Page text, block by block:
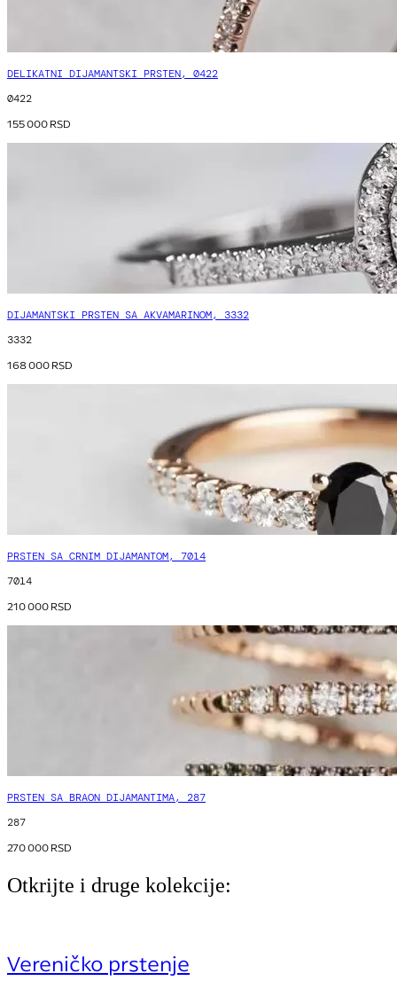
DELIKATNI DIJAMANTSKI PRSTEN, 0422
0422
155 000RSD
DIJAMANTSKI PRSTEN SA AKVAMARINOM, 3332
3332
168 000RSD
PRSTEN SA CRNIM DIJAMANTOM, 7014
7014
210 000RSD
PRSTEN SA BRAON DIJAMANTIMA, 287
287
270 000RSD
Otkrijte i druge kolekcije:
Vereničko prstenje